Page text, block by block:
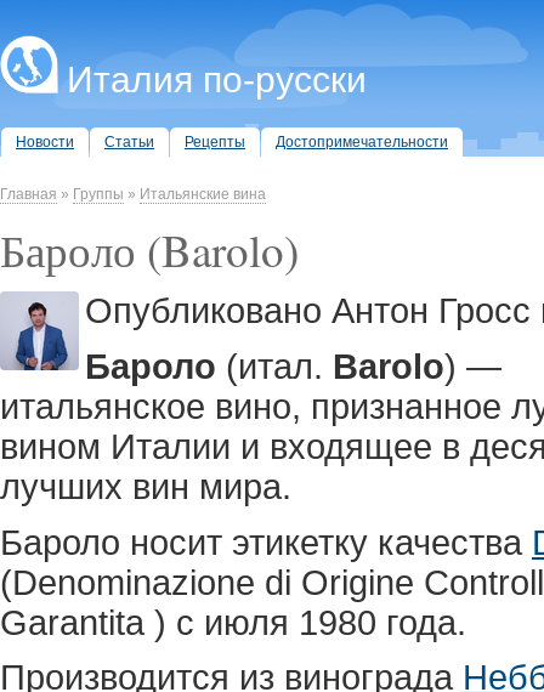
Италия по-русски
Новости Статьи Рецепты Достопримечательности
Главная » Группы » Итальянские вина
Бароло (Barolo)
Опубликовано Антон Гросс
Бароло (итал. Barolo) —
итальянское вино, признанное
вином Италии и входящее в
лучших вин мира.
Бароло носит этикетку качества
(Denominazione di Origine
Garantita ) с июля 1980 года.
Производится из винограда